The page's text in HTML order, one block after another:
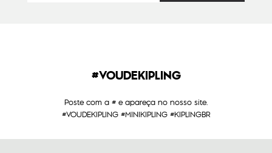
#VOUDEKIPLING
Poste com a # e apareça no nosso site.
#VOUDEKIPLING #MINIKIPLING #KIPLINGBR